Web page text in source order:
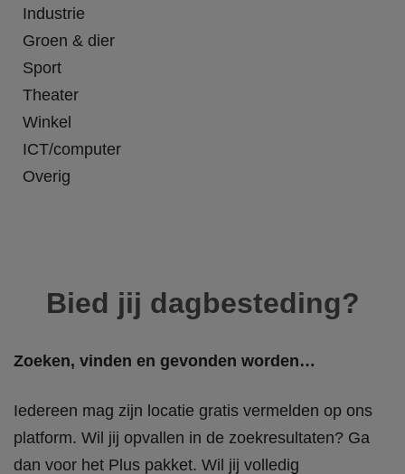
Industrie
Groen & dier
Sport
Theater
Winkel
ICT/computer
Overig
Bied jij dagbesteding?
Zoeken, vinden en gevonden worden…
Iedereen mag zijn locatie gratis vermelden op ons
platform. Wil jij opvallen in de zoekresultaten? Ga
dan voor het Plus pakket. Wil jij volledig